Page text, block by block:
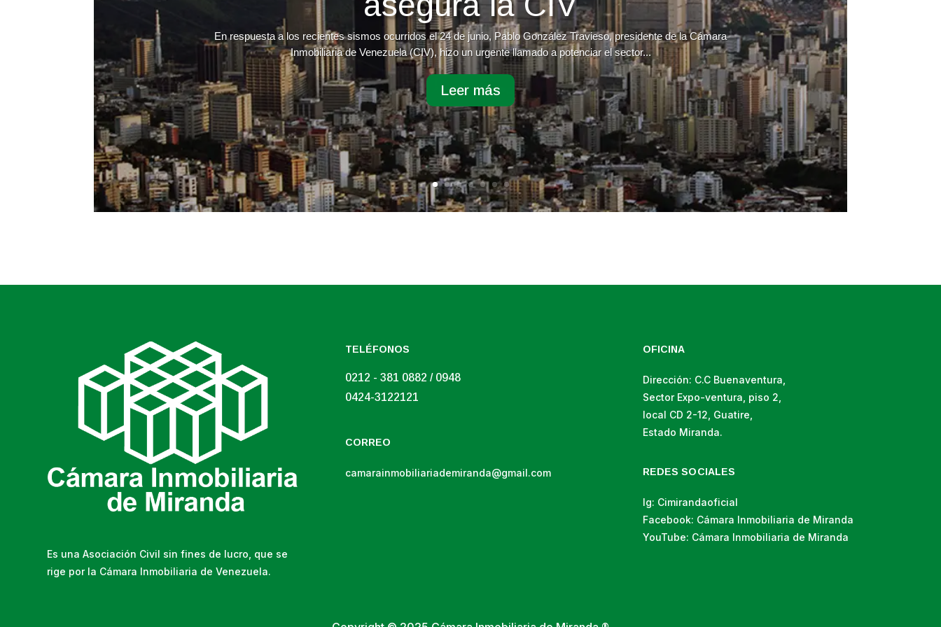
En respuesta a los recientes sismos ocurridos el 24 de junio, Pablo González Travieso, presidente de la Cámara
Inmobiliaria de Venezuela (CIV), hizo un urgente llamado a potenciar el sector...
Leer más
Es una Asociación Civil sin fines de lucro, que se
rige por la Cámara Inmobiliaria de Venezuela.
TELÉFONOS
0212 - 381 0882 / 0948
0424-3122121
CORREO
camarainmobiliariademiranda@gmail.com
OFICINA
Dirección: C.C Buenaventura,
Sector Expo-ventura, piso 2,
local CD 2-12, Guatire,
Estado Miranda.
REDES SOCIALES
Ig: Cimirandaoficial
Facebook: Cámara Inmobiliaria de Miranda
YouTube: Cámara Inmobiliaria de Miranda